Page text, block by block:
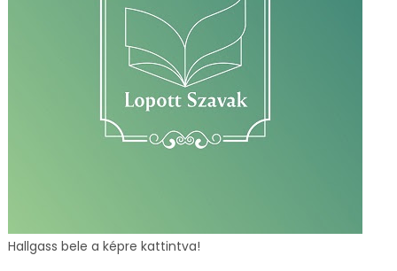
Hallgass bele a képre kattintva!